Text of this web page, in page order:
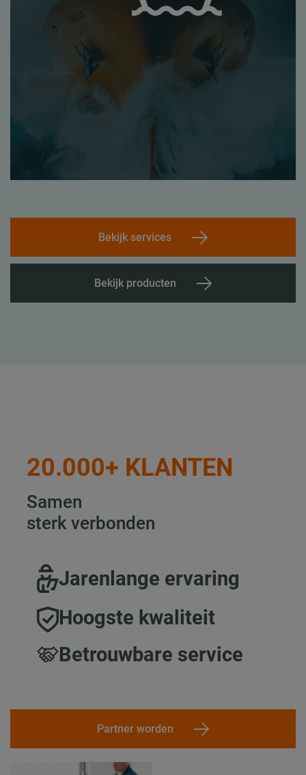
Bekijk services
Bekijk producten
20.000+ KLANTEN
Samen
sterk verbonden
Jarenlange ervaring
Hoogste kwaliteit
Betrouwbare service
Partner worden